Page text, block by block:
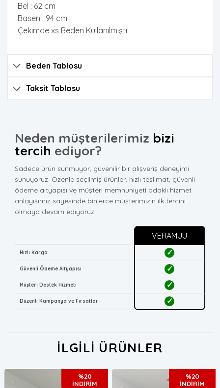
Bel : 62 cm
Basen : 94 cm
Çekimde xs Beden Kullanılmıştı
Beden Tablosu
Taksit Tablosu
Neden müşterilerimiz bizi
tercih ediyor?
Sadece ürün sunmuyor, güvenilir bir alışveriş deneyimi
sunuyoruz. Özenle seçilmiş ürünler, hızlı teslimat, güvenli
ödeme altyapısı ve müşteri memnuniyeti odaklı hizmet
anlayışımız sayesinde binlerce müşterimizin ilk tercihi
olmaya devam ediyoruz.
VERAMUU
Hızlı Kargo ✓
Güvenli Ödeme Altyapısı ✓
Müşteri Destek Hizmeti ✓
Düzenli Kampanya ve Fırsatlar ✓
İLGILI ÜRÜNLER
%20
İNDİRİM
%20
İNDİRİM